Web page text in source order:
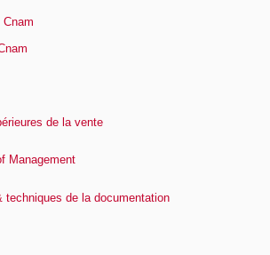
Cnam
de la vente
Management
techniques de la documentation